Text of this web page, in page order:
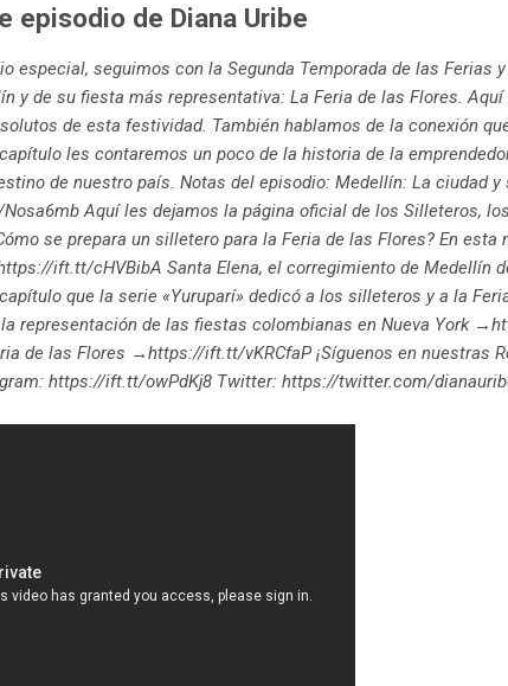
episodio de Diana Uribe
especial, seguimos con la Segunda Temporada de las Ferias
y de su fiesta más representativa: La Feria de las Flores.
de esta festividad. También hablamos de la conexión
les contaremos un poco de la historia de la
de nuestro país. Notas del episodio: Medellín: La ciudad
Aquí les dejamos la página oficial de los Silleteros,
se prepara un silletero para la Feria de las Flores? En esta
ift.tt/cHVBibA Santa Elena, el corregimiento de Medellín
que la serie «Yuruparí» dedicó a los silleteros y a la
representación de las fiestas colombianas en Nueva York
de las Flores →https://ift.tt/vKRCfaP ¡Síguenos en nuestras
https://ift.tt/owPdKj8 Twitter: https://twitter.com/